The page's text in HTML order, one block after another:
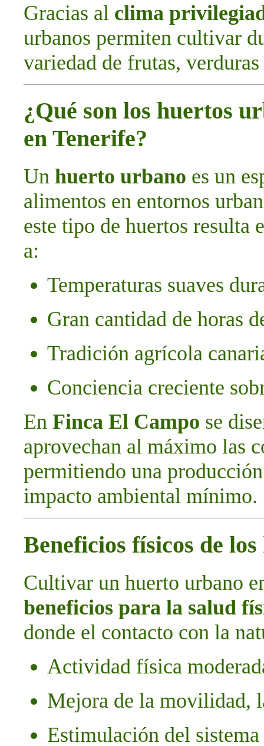
Gracias al clima
urbanos permiten cultivar
variedad de frutas,
¿Qué son los huertos
en Tenerife?
Un huerto urbano es un
alimentos en entornos
este tipo de huertos resulta
a:
Temperaturas suaves
Gran cantidad de horas
Tradición agrícola
Conciencia creciente
En Finca El Campo se
aprovechan al máximo las
permitiendo una
impacto ambiental mínimo.
Beneficios físicos de
Cultivar un huerto urbano
beneficios para la salud
donde el contacto con la
Actividad física
Mejora de la movilidad,
Estimulación del